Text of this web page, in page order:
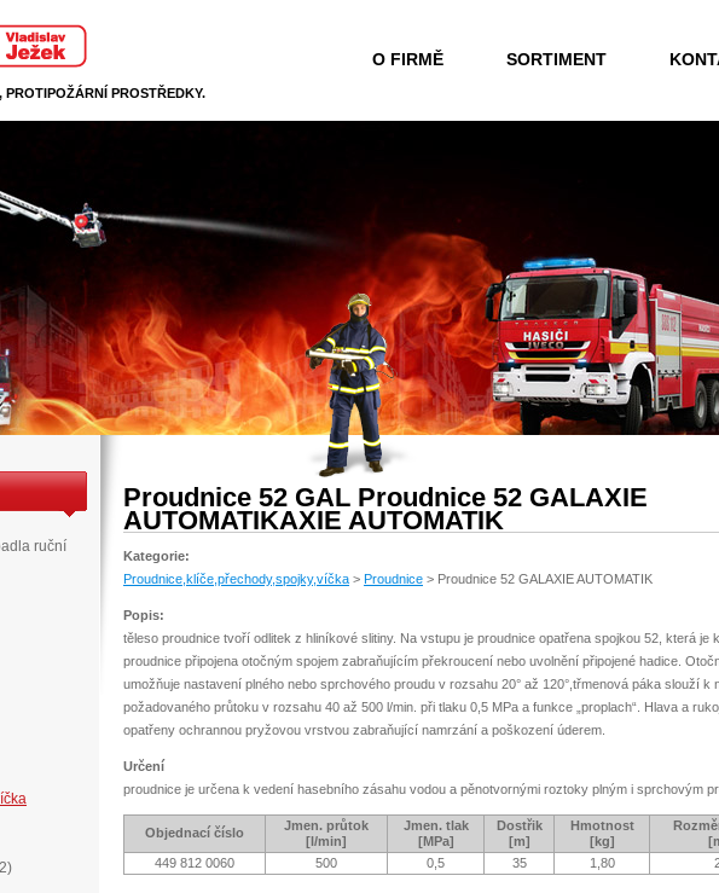
PROSTŘEDKY.
O FIRMĚ SORTIMENT
ruční
Proudnice 52 GAL Proudnice 52 GALAXIE
AUTOMATIKAXIE AUTOMATIK
Kategorie:
Proudnice,klíče,přechody,spojky,víčka > Proudnice > Proudnice 52 GALAXIE AUTOMATIK
Popis:
těleso proudnice tvoří odlitek z hliníkové slitiny. Na vstupu je proudnice opatřena spojkou 52, která je
proudnice připojena otočným spojem zabraňujícím překroucení nebo uvolnění připojené hadice.
umožňuje nastavení plného nebo sprchového proudu v rozsahu 20° až 120°,třmenová páka slouží k
požadovaného průtoku v rozsahu 40 až 500 l/min. při tlaku 0,5 MPa a funkce „proplach“. Hlava a
opatřeny ochrannou pryžovou vrstvou zabraňující namrzání a poškození úderem.
Určení
proudnice je určena k vedení hasebního zásahu vodou a pěnotvornými roztoky plným i sprchovým
Objednací číslo
Jmen. průtok
[l/min]
Jmen. tlak
[MPa]
Dostřik
[m]
Hmotnost
[kg]
449 812 0060
500 0,5 35 1,80